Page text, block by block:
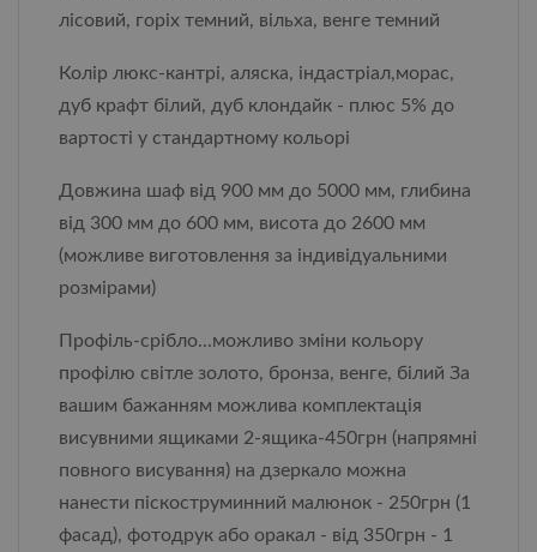
лісовий, горіх темний, вільха, венге темний
Колір люкс-кантрі, аляска, індастріал,морас,
дуб крафт білий, дуб клондайк - плюс 5% до
вартості у стандартному кольорі
Довжина шаф від 900 мм до 5000 мм, глибина
від 300 мм до 600 мм, висота до 2600 мм
(можливе виготовлення за індивідуальними
розмірами)
Профіль-срібло...можливо зміни кольору
профілю світле золото, бронза, венге, білий За
вашим бажанням можлива комплектація
висувними ящиками 2-ящика-450грн (напрямні
повного висування) на дзеркало можна
нанести піскоструминний малюнок - 250грн (1
фасад), фотодрук або оракал - від 350грн - 1